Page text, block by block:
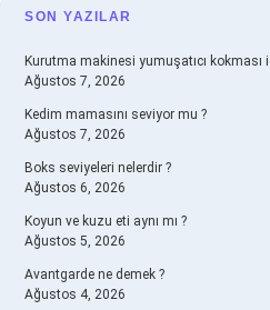
SIDEBAR
SON YAZILAR
Kurutma makinesi yumuşatıcı kokması
Ağustos 7, 2026
Kedim mamasını seviyor mu ?
Ağustos 7, 2026
Boks seviyeleri nelerdir ?
Ağustos 6, 2026
Koyun ve kuzu eti aynı mı ?
Ağustos 5, 2026
Avantgarde ne demek ?
Ağustos 4, 2026